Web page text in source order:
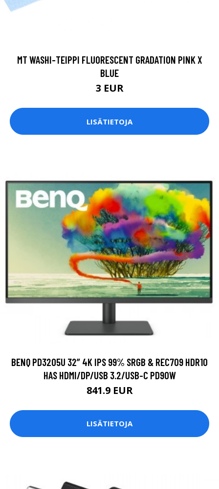
MT WASHI-TEIPPI FLUORESCENT GRADATION PINK X
BLUE
3 EUR
LISÄTIETOJA
BENQ PD3205U 32” 4K IPS 99% SRGB & REC709 HDR10
HAS HDMI/DP/USB 3.2/USB-C PD90W
841.9 EUR
LISÄTIETOJA